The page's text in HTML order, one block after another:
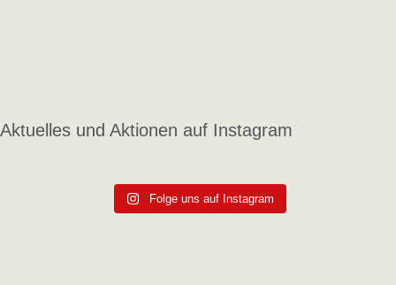
Aktuelles und Aktionen auf Instagram
Folge uns auf Instagram